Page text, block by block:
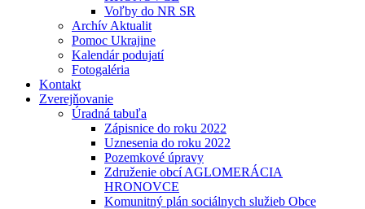
Voľby do NR SR
Archív Aktualit
Pomoc Ukrajine
Kalendár podujatí
Fotogaléria
Kontakt
Zverejňovanie
Úradná tabuľa
Zápisnice do roku 2022
Uznesenia do roku 2022
Pozemkové úpravy
Združenie obcí AGLOMERÁCIA
HRONOVCE
Komunitný plán sociálnych služieb Obce